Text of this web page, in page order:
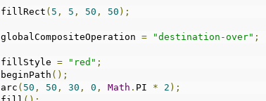
fillRect ( 5 , 5 , 50 , 50 );
globalCompositeOperation = "destination-over" ;
fillStyle = "red" ;
beginPath ();
arc ( 50 , 50 , 30 , 0 , Math . PI * 2 );